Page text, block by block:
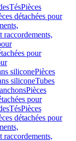
TésPièces
détachées pour
raccordements,
pour
siliconePièces
siliconeTubes
Pièces
pour
TésPièces
détachées pour
raccordements,